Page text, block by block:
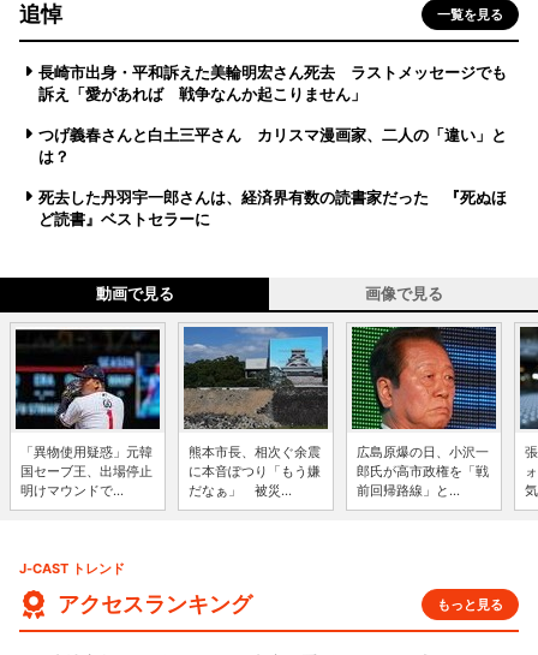
追悼 一覧を見る
長崎市出身・平和訴えた美輪明宏さん死去 ラストメッセージでも
訴え「愛があれば 戦争なんか起こりません」
つげ義春さんと白土三平さん カリスマ漫画家、二人の「違い」と
は？
死去した丹羽宇一郎さんは、経済界有数の読書家だった 『死ぬほ
ど読書』ベストセラーに
動画で見る 画像で見る
「異物使用疑惑」元韓
国セーブ王、出場停止
明けマウンドで...
熊本市長、相次ぐ余震
に本音ぽつり「もう嫌
だなぁ」 被災...
広島原爆の日、小沢一
郎氏が高市政権を「戦
前回帰路線」と...
J-CAST トレンド
アクセスランキング もっと見る